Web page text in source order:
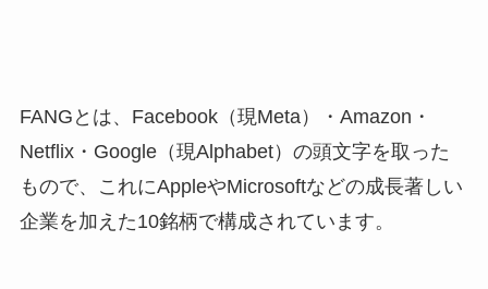
FANGとは、Facebook（現Meta）・Amazon・
Netflix・Google（現Alphabet）の頭文字を取った
もので、これにAppleやMicrosoftなどの成長著しい
企業を加えた10銘柄で構成されています。